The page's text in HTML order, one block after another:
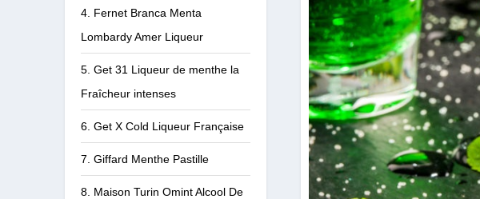
4. Fernet Branca Menta
Lombardy Amer Liqueur
5. Get 31 Liqueur de menthe la
Fraîcheur intenses
6. Get X Cold Liqueur Française
7. Giffard Menthe Pastille
8. Maison Turin Omint Alcool De